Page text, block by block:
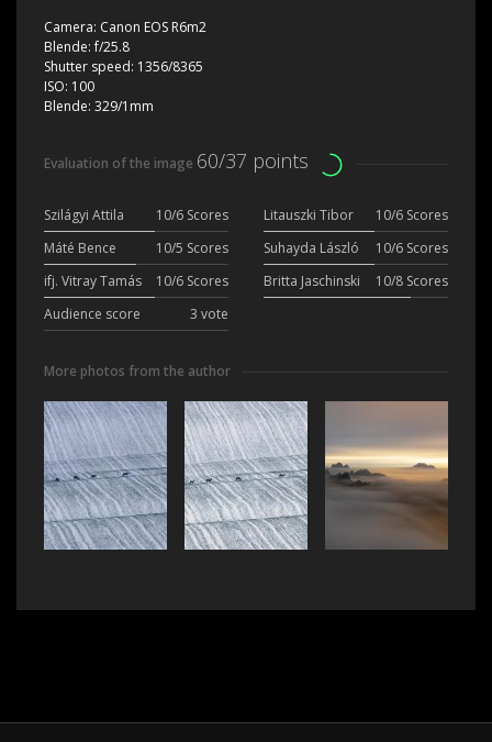
Camera: Canon EOS R6m2
Blende:f/25.8
Shutter speed: 1356/8365
ISO: 100
Blende: 329/1mm
Evaluation of the image 60/37 points
Szilágyi Attila 10/6 Scores Litauszki Tibor
10/6 Scores
Máté Bence
10/5 Scores Suhayda László
10/6 Scores
ifj. Vitray Tamás
10/6 Scores Britta Jaschinski
10/8 Scores
Audience score
3 vote
More photos from the author